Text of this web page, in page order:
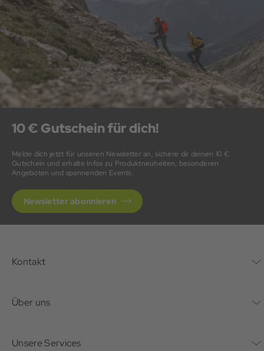
10 € Gutschein für dich!
Melde dich jetzt für unseren Newsletter an, sichere dir deinen 10 €
Gutschein und erhalte Infos zu Produktneuheiten, besonderen
Angeboten und spannenden Events.
Newsletter abonnieren
Kontakt
Über uns
Unsere Services